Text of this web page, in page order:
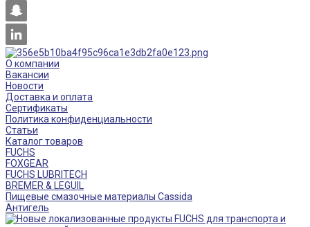
О компании
Вакансии
Новости
Доставка и оплата
Сертификаты
Политика конфиденциальности
Статьи
Каталог товаров
FUCHS
FOXGEAR
FUCHS LUBRITECH
BREMER & LEGUIL
Пищевые смазочные материалы Cassida
Антигель